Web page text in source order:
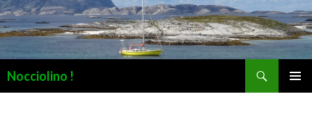
Nocciolino !